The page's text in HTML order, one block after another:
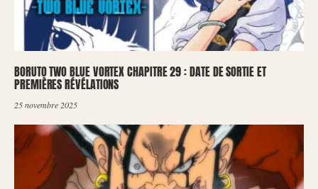
BORUTO TWO BLUE VORTEX CHAPITRE 29 : DATE DE SORTIE ET
PREMIÈRES RÉVÉLATIONS
25 novembre 2025